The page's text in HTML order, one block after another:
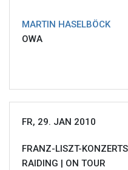
MARTIN HASELBÖCK
OWA
FR, 29. JAN 2010
FRANZ-LISZT-
RAIDING | ON TOUR